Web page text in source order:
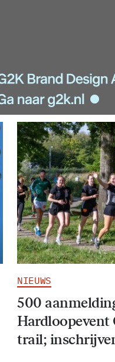
NIEUWS
500
Hardloopevent
trail;